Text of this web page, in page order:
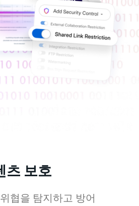
츠 보호
협을 탐지하고 방어